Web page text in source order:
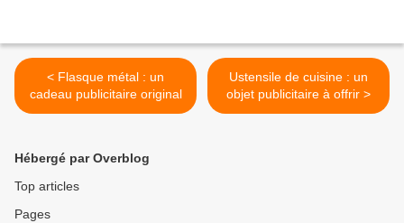
< Flasque métal : un
cadeau publicitaire original
Ustensile de cuisine : un
objet publicitaire à offrir >
Hébergé par Overblog
Top articles
Pages